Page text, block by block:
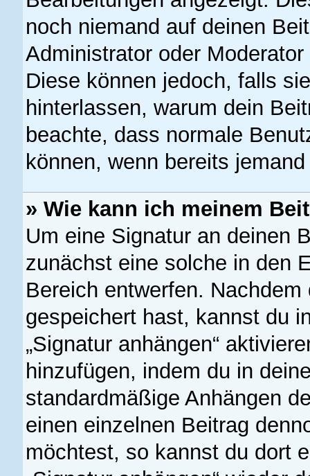
noch niemand auf deinen
Administrator oder
Diese können jedoch, falls
hinterlassen, warum dein
beachte, dass normale
können, wenn bereits
» Wie kann ich meinem
Um eine Signatur an deinen
zunächst eine solche in den
Bereich entwerfen.
gespeichert hast, kannst du
„Signatur anhängen“
hinzufügen, indem du in
standardmäßige Anhängen
einen einzelnen Beitrag
möchtest, so kannst du dort